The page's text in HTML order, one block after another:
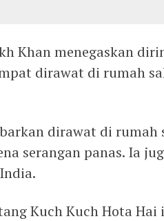
Khan menegaskan
dirawat di rumah
dirawat di
serangan panas. Ia
Kuch Kuch Hota